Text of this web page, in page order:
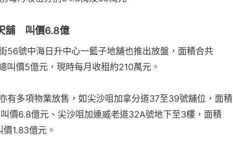
舖 叫價6.8億
56號中海日升中心一籃子地舖也推出放盤，面積合共
叫價5億元，現時每月收租約210萬元。
有多項物業放售，如尖沙咀加拿分道37至39號舖位，面積
價6.8億元、尖沙咀加連威老道32A號地下至3樓，面積
1.83億元。